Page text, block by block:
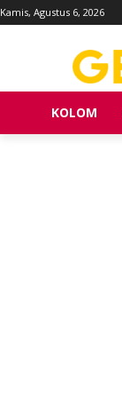
Kamis, Agustus 6, 2026
KOLOM